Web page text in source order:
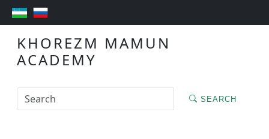
KHOREZM MAMUN
ACADEMY
SEARCH